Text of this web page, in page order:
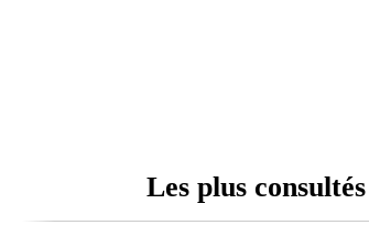
dédiée à la préparation
Les plus consultés